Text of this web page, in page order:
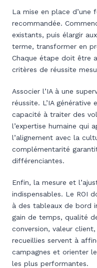
La mise en place d’une
recommandée.
existants, puis élargir
terme, transformer en
Chaque étape doit être
critères de réussite
Associer l’IA à une
réussite. L’IA
capacité à traiter des
l’expertise humaine qui
l’alignement avec la
complémentarité
différenciantes.
Enfin, la mesure et
indispensables. Le ROI
à des tableaux de bord
gain de temps, qualité
conversion, valeur
recueillies servent à
campagnes et orienter
les plus performantes.